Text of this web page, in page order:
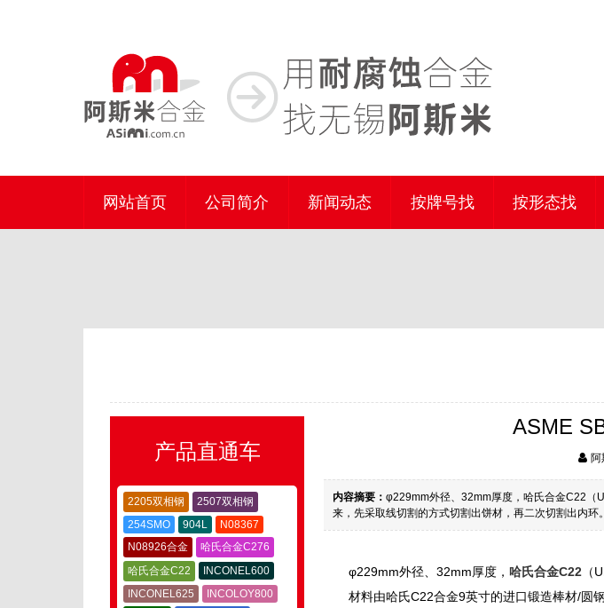
网站首页 公司简介 新闻动态 按牌号找 按形态找
产品直通车
2205双相钢
2507双相钢
254SMO
904L
N08367
N08926合金
哈氏合金C276
哈氏合金C22
INCONEL600
INCONEL625
INCOLOY800
ASME
内容摘要：φ229mm外径、32mm厚度，哈氏合金C22（
来，先采取线切割的方式切割出饼材，再二次切割出内环
φ229mm外径、32mm厚度，哈氏合金C22 （
材料由哈氏C22合金9英寸的进口锻造棒材/圆